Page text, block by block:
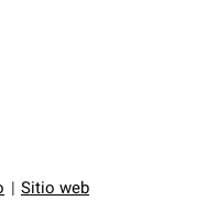
de techos
y requisitos estrictos
Sitio web